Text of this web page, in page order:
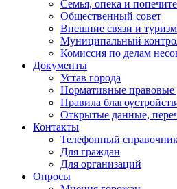
Семья, опека и
Общественный совет
Внешние связи и туризм
Муниципальный
Комиссия по делам
Документы
Устав города
Нормативные правовые
Правила
Открытые данные,
Контакты
Телефонный
Для граждан
Для организаций
Опросы